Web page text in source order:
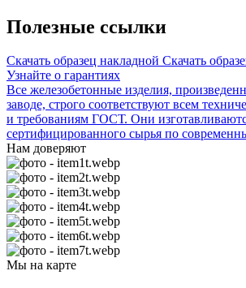
Полезные ссылки
Скачать образец накладной Скачать
Узнайте о гарантиях
Все железобетонные изделия,
заводе, строго соответствуют всем
и требованиям ГОСТ. Они
сертифицированного сырья по
Нам доверяют
Мы на карте